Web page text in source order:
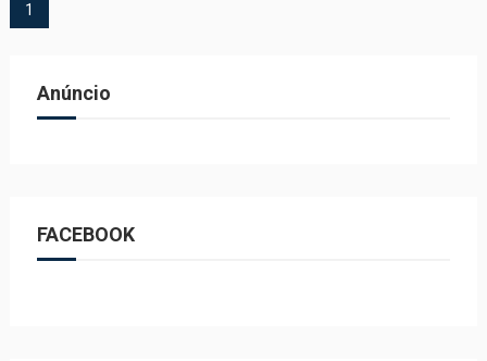
1
Anúncio
FACEBOOK